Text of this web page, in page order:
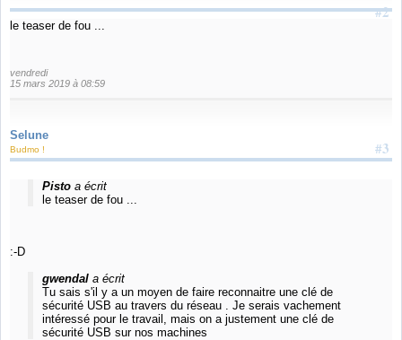
#2
le teaser de fou ...
vendredi
15 mars 2019 à 08:59
Selune
#3
Budmo !
Pistoa écrit
le teaser de fou ...
:-D
gwendala écrit
Tu sais s'il y a un moyen de faire reconnaitre une clé de
sécurité USB au travers du réseau . Je serais vachement
intéressé pour le travail, mais on a justement une clé de
sécurité USB sur nos machines